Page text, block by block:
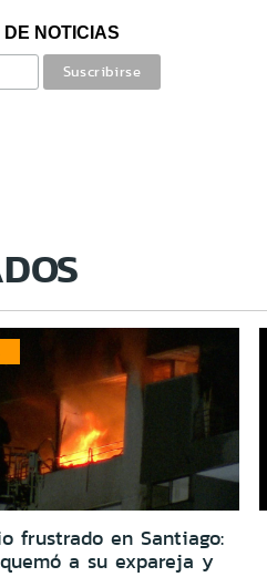
NOTICIAS
frustrado en Santiago:
a su expareja y